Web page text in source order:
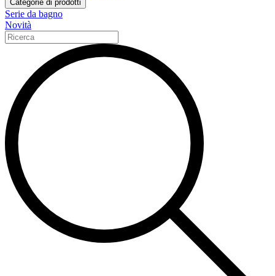
Categorie di prodotti
Serie da bagno
Novità